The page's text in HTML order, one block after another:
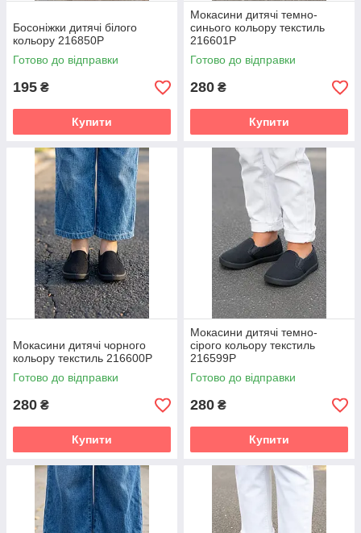
Босоніжки дитячі білого
кольору 216850P
Готово до відправки
195 ₴
Купити
Мокасини дитячі темно-
синього кольору текстиль
216601P
Готово до відправки
280 ₴
Купити
Мокасини дитячі чорного
кольору текстиль 216600P
Готово до відправки
280 ₴
Купити
Мокасини дитячі темно-
сірого кольору текстиль
216599P
Готово до відправки
280 ₴
Купити